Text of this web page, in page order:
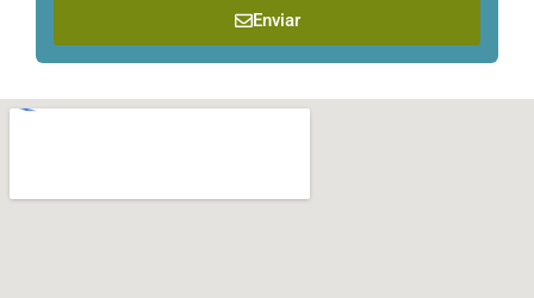
Enviar